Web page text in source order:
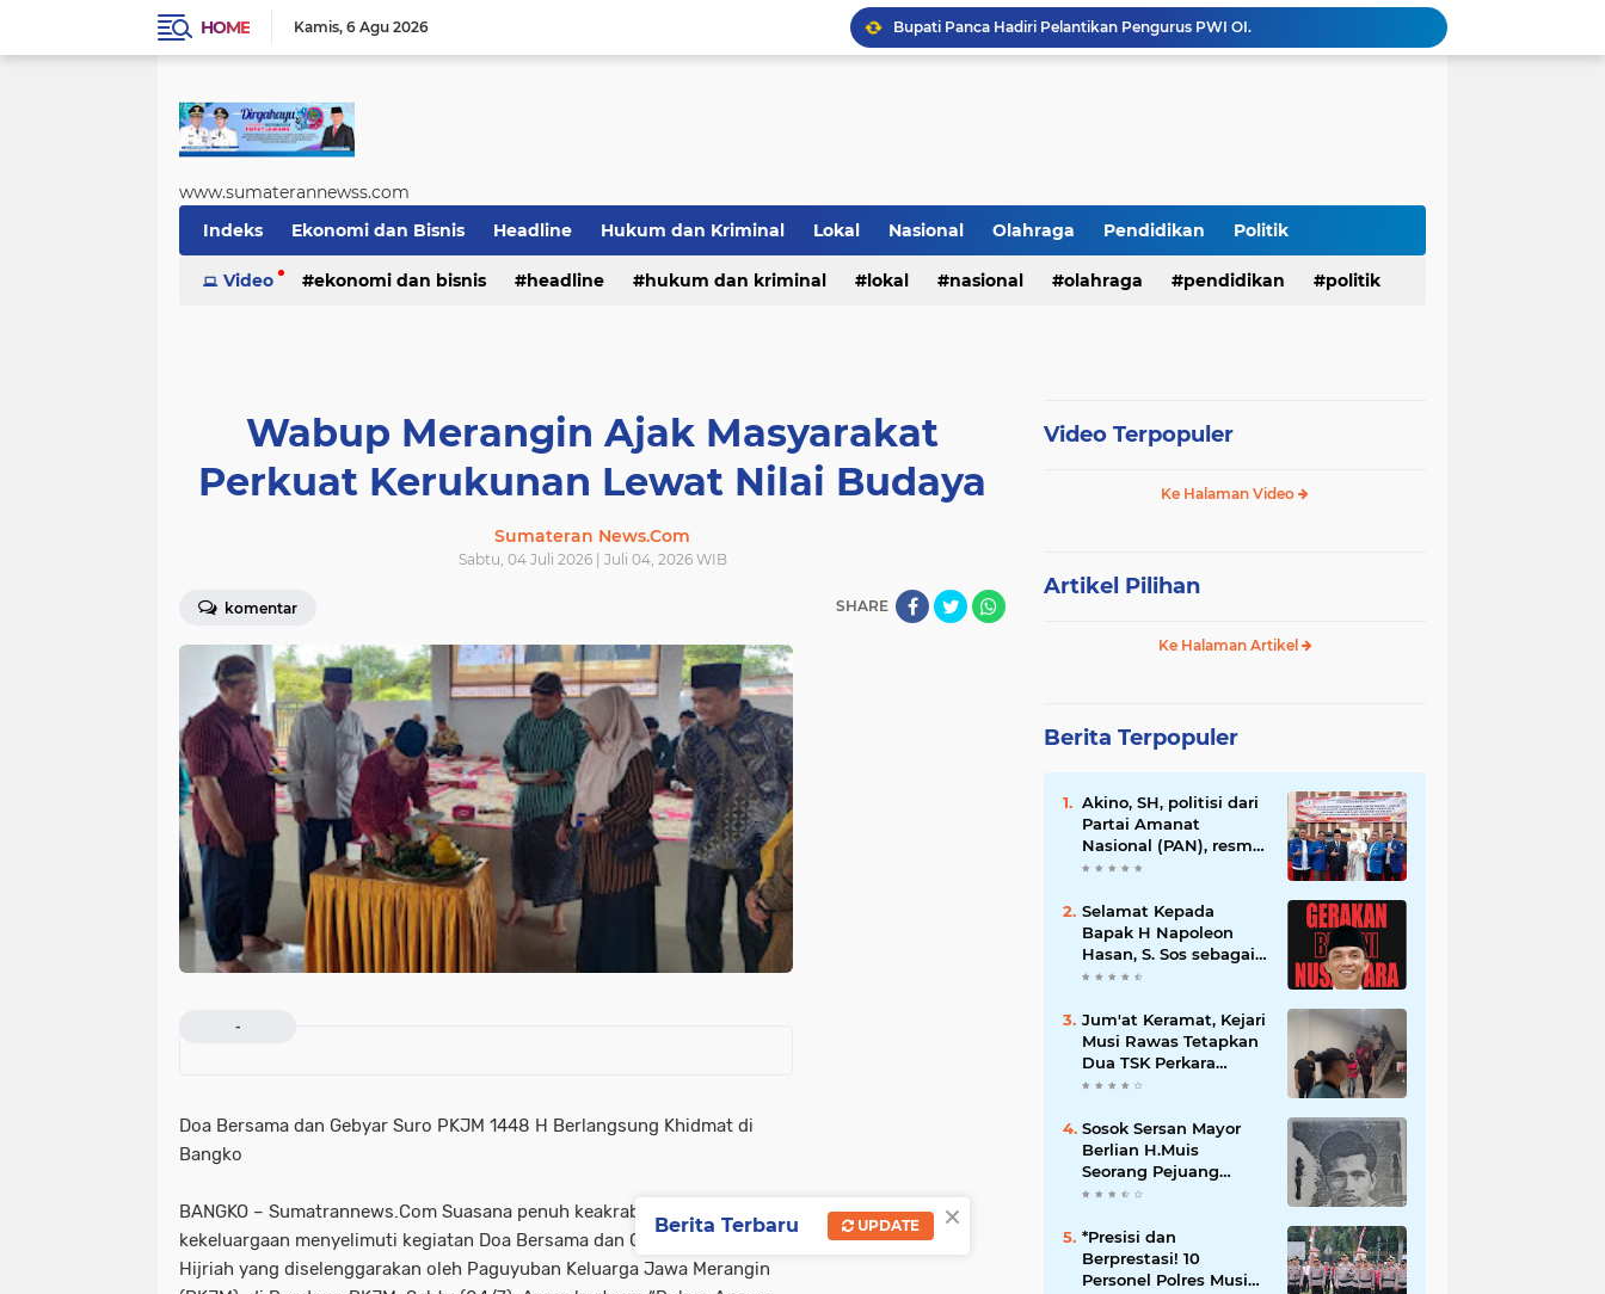
HOME Kamis 6 Agu 2026
Bupati M. Syukur Sampaikan Rencana KUA-PPAS 2027, Fokus Pemantapan Infrastruktur dan Penguatan Ekonomi
PWI Jambi Apresiasi Pemkab Merangin Gelar Bimtek Pers
Bupati Panca Hadiri Pelantikan Pengurus PWI OI.
www.sumaterannewss.com
Indeks
Ekonomi dan Bisnis Headline Hukum dan Kriminal Lokal Nasional Olahraga Pendidikan Politik
Sosial dan Budaya Sumsel Update
Video ekonomi dan bisnis headline hukum dan kriminal lokal nasional olahraga pendidikan politik
Wabup Merangin Ajak Masyarakat
Perkuat Kerukunan Lewat Nilai Budaya
Sumateran News.Com
Sabtu, 04 Juli 2026 | Juli 04, 2026 WIB
komentar SHARE
-
Doa Bersama dan Gebyar Suro PKJM 1448 H Berlangsung Khidmat di
Bangko
BANGKO – Sumatrannews.Com Suasana penuh keakraban dan semangat
kekeluargaan menyelimuti kegiatan Doa Bersama dan Gebyar Suro 1448
Hijriah yang diselenggarakan oleh Paguyuban Keluarga Jawa Merangin
Video Terpopuler
Ke Halaman Video
Artikel Pilihan
Ke Halaman Artikel
Berita Terpopuler
Akino, SH, politisi dari
Partai Amanat
Nasional (PAN), resmi
dilantik sebagai
Selamat Kepada
Bapak H Napoleon
Hasan, S. Sos sebagai
Ketua DPD G. BRAN
Jum'at Keramat, Kejari
Musi Rawas Tetapkan
Dua TSK Perkara
Dugaan Korupsi Dana
Sosok Sersan Mayor
Berlian H.Muis
Seorang Pejuang
Kemerdekaan RI
*Presisi dan
Berprestasi! 10
Personel Polres Musi
×
Berita Terbaru UPDATE